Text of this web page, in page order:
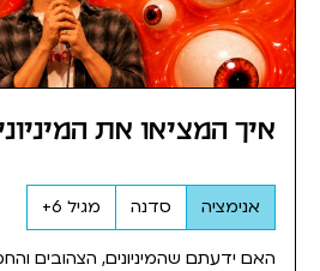
איך המציאו את
אנימציה סדנה מגיל 6+
האם ידעתם שהמיניונים, הצהובים